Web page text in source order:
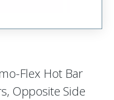
Flex Hot Bar
Opposite Side